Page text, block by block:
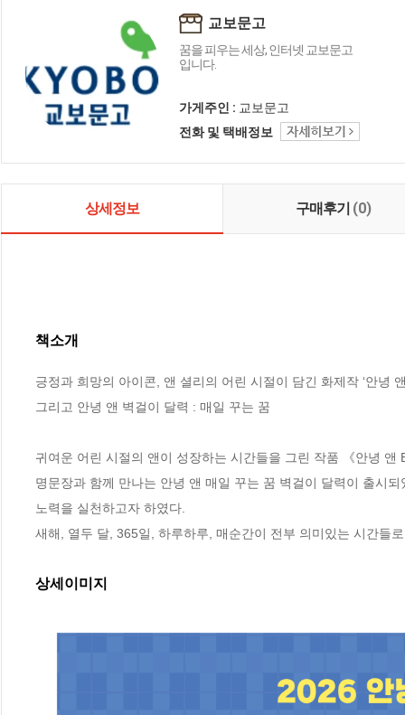
교보문고
꿈을 피우는 세상, 인터넷 교보문고
입니다.
가게주인 : 교보문고
전화 및 택배정보
상세정보 구매후기 (0)
책소개
긍정과 희망의 아이콘, 앤 셜리의 어린 시절이 담긴 화제작 ‘안녕
그리고 안녕 앤 벽걸이 달력 : 매일 꾸는 꿈
귀여운 어린 시절의 앤이 성장하는 시간들을 그린 작품 《안녕
명문장과 함께 만나는 안녕 앤 매일 꾸는 꿈 벽걸이 달력이 출시
노력을 실천하고자 하였다.
새해, 열두 달, 365일, 하루하루, 매순간이 전부 의미있는 시간들
상세이미지